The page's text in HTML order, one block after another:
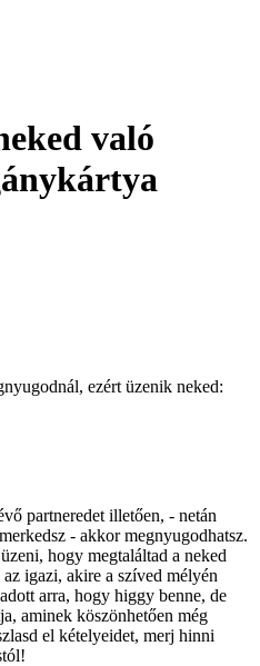
való
ezért üzenik neked:
partneredet illetően, - netán
- akkor megnyugodhatsz.
hogy megtaláltad a neked
igazi, akire a szíved mélyén
arra, hogy higgy benne, de
aminek köszönhetően még
el kételyeidet, merj hinni